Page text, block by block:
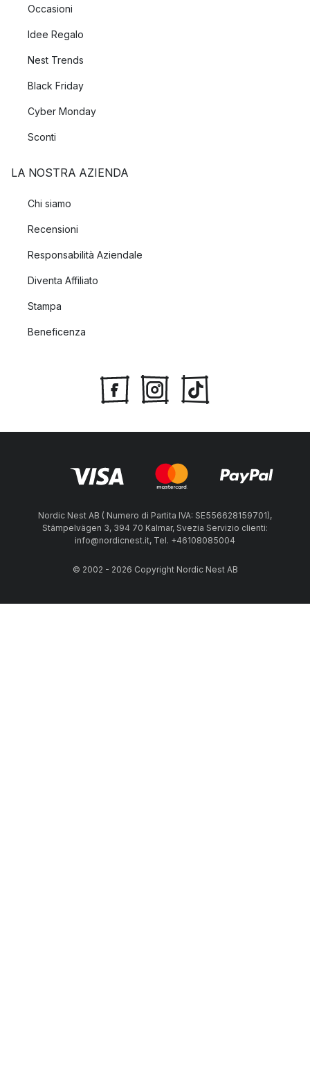
Occasioni
Idee Regalo
Nest Trends
Black Friday
Cyber Monday
Sconti
LA NOSTRA AZIENDA
Chi siamo
Recensioni
Responsabilità Aziendale
Diventa Affiliato
Stampa
Beneficenza
Nordic Nest AB ( Numero di Partita IVA: SE556628159701),
Stämpelvägen 3, 394 70 Kalmar, Svezia Servizio clienti:
info@nordicnest.it, Tel. +46108085004
© 2002 - 2026 Copyright Nordic Nest AB